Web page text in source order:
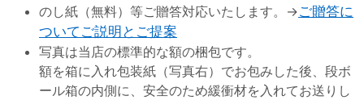
のし紙（無料）等ご贈答対応いたします。→ご贈答に
ついてご説明とご提案
写真は当店の標準的な額の梱包です。
額を箱に入れ包装紙（写真右）でお包みした後、段ボ
ール箱の内側に、安全のため緩衝材を入れてお送りし